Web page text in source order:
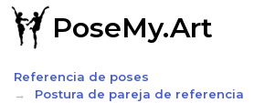
PoseMy.Art
Referencia de poses
Postura de pareja de referencia